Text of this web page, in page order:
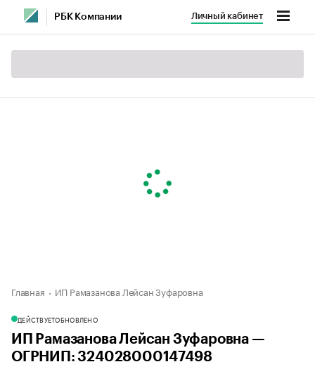
РБК Компании Личный кабинет
Главная ИП Рамазанова Лейсан Зуфаровна
ДЕЙСТВУЕТОБНОВЛЕНО
ИП Рамазанова Лейсан Зуфаровна —
ОГРНИП: 324028000147498